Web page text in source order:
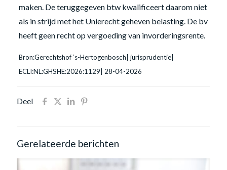
maken. De teruggegeven btw kwalificeert daarom niet
als in strijd met het Unierecht geheven belasting. De bv
heeft geen recht op vergoeding van invorderingsrente.
Bron:Gerechtshof ‘s-Hertogenbosch| jurisprudentie|
ECLI:NL:GHSHE:2026:1129| 28-04-2026
Deel
Gerelateerde berichten